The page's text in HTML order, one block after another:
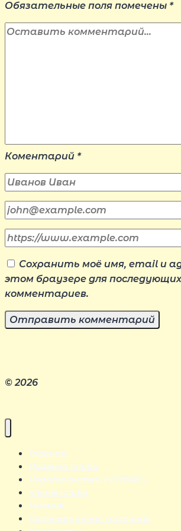
Обязательные поля помечены *
Коментарий *
Сохранить моё имя, email и
этом браузере для
комментариев.
© 2026
Главная
Правила клуба
Издательство «ЧЕТЫРЕ»
Члены клуба
Мнения
Литературная гостиная